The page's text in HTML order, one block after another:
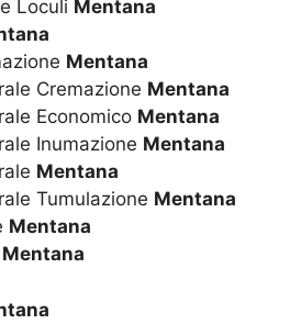
Loculi Mentana
Mentana
Cremazione Mentana
Economico Mentana
Inumazione Mentana
Mentana
Tumulazione Mentana
Mentana
Mentana